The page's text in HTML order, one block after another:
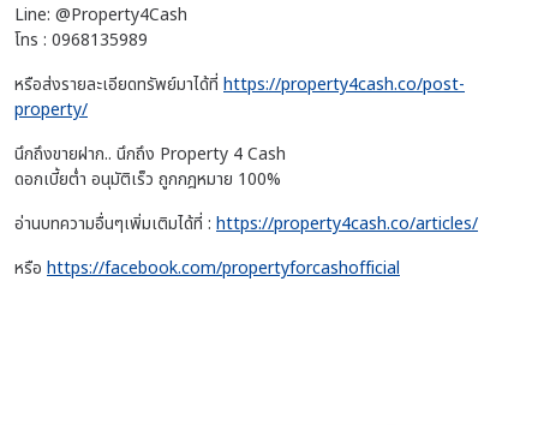
Line: @Property4Cash
โทร : 0968135989
หรือส่งรายละเอียดทรัพย์มาได้ที่ https://property4cash.co/post-
property/
นึกถึงขายฝาก.. นึกถึง Property 4 Cash
ดอกเบี้ยต่ำ อนุมัติเร็ว ถูกกฎหมาย 100%
อ่านบทความอื่นๆเพิ่มเติมได้ที่ : https://property4cash.co/articles/
หรือ https://facebook.com/propertyforcashofficial